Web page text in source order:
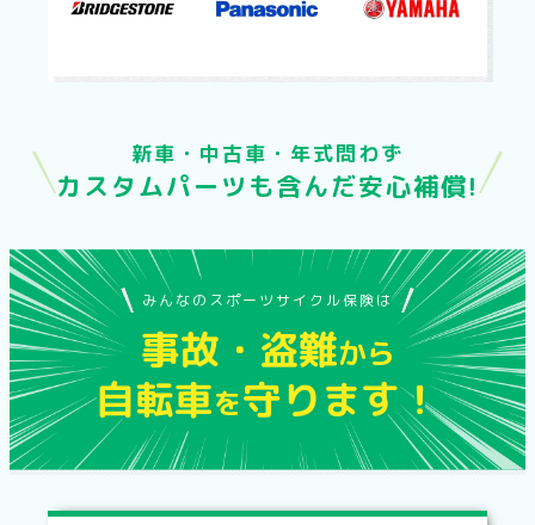
新車・中古車・年式問わず
カスタムパーツも含んだ安心補償!
みんなの スポーツサイクル保険は
事故・盗難から
自転車を守ります！